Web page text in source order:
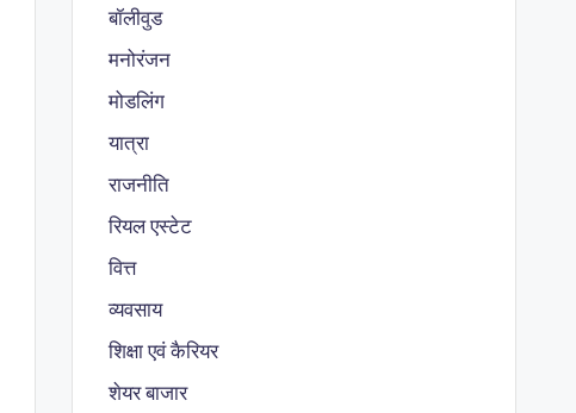
बॉलीवुड
मनोरंजन
मोडलिंग
यात्रा
राजनीति
रियल एस्टेट
वित्त
व्यवसाय
शिक्षा एवं कैरियर
शेयर बाजार